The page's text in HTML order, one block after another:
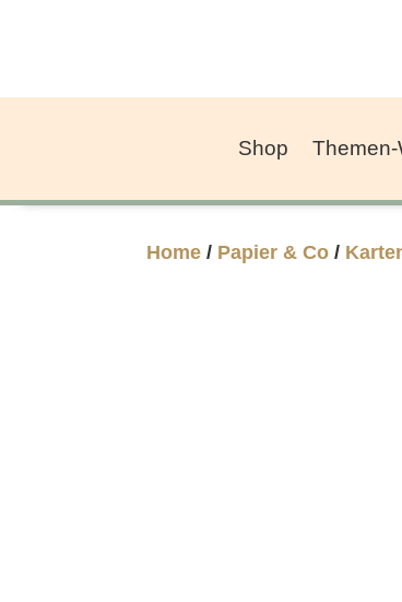
Shop Themen-
Home / Papier & Co /